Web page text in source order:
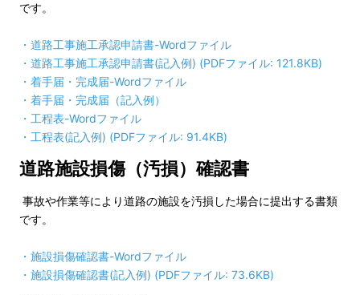
です。
・ 道路工事施工承認申請書-Wordファイル
・ 道路工事施工承認申請書(記入例) (PDFファイル: 121.8KB)
・ 着手届・完成届-Wordファイル
・ 着手届・完成届（記入例）
・工程表-Wordファイル
・ 工程表(記入例) (PDFファイル: 91.4KB)
道路施設損傷（汚損）確認書
事故や作業等により道路の施設を汚損した場合に提出する書類
です。
・ 施設損傷確認書-Wordファイル
・ 施設損傷確認書(記入例) (PDFファイル: 73.6KB)